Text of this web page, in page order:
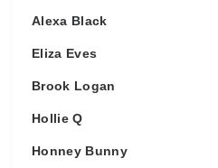
Alexa Black
Eliza Eves
Brook Logan
Hollie Q
Honney Bunny